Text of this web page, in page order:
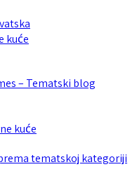
kuće
– Tematski blog
kuće
tematskoj kategoriji